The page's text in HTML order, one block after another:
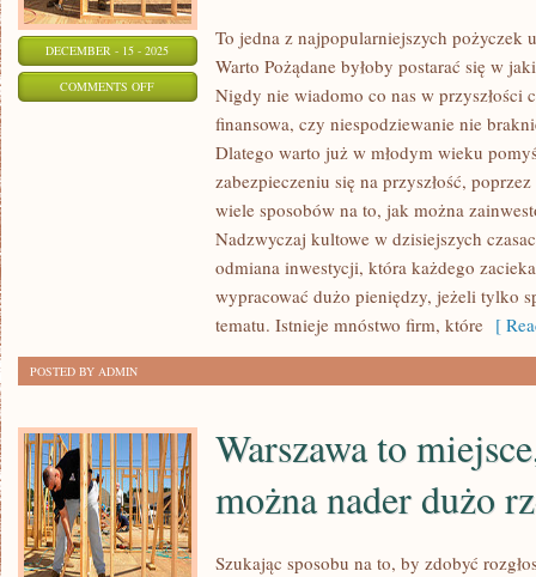
DECEMBER - 15 - 2025
COMMENTS OFFON
NAJPOPULARNIEJSZYCH
UDZIELANYCH
INSTYTUCJE.
WARTO
To jedna z najpopularniejszych pożyczek
Warto Pożądane byłoby postarać się w
Nigdy nie wiadomo co nas w przyszłości
finansowa, czy niespodziewanie nie
Dlatego warto już w młodym wieku
zabezpieczeniu się na przyszłość,
wiele sposobów na to, jak można
Nadzwyczaj kultowe w dzisiejszych
odmiana inwestycji, która każdego
wypracować dużo pieniędzy, jeżeli tylko
tematu. Istnieje mnóstwo firm, które [
POSTED BY ADMIN
Warszawa to
można nader dużo
Szukając sposobu na to, by zdobyć